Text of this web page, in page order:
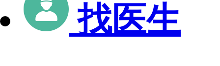
找医生